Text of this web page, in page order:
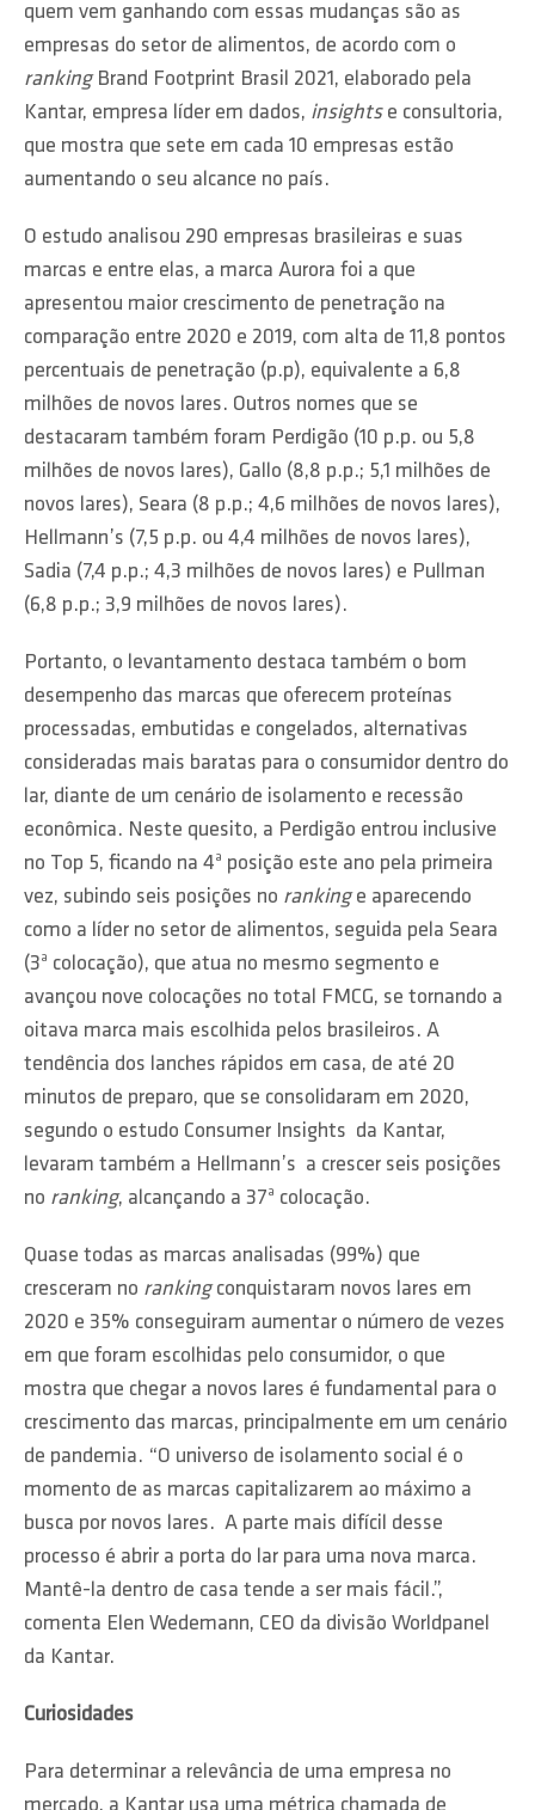
quem vem ganhando com essas mudanças são as
empresas do setor de alimentos, de acordo com o
ranking Brand Footprint Brasil 2021, elaborado pela
Kantar, empresa líder em dados, insightse consultoria,
que mostra que sete em cada 10 empresas estão
aumentando o seu alcance no país.
O estudo analisou 290 empresas brasileiras e suas
marcas e entre elas, a marca Aurora foi a que
apresentou maior crescimento de penetração na
comparação entre 2020 e 2019, com alta de 11,8 pontos
percentuais de penetração (p.p), equivalente a 6,8
milhões de novos lares. Outros nomes que se
destacaram também foram Perdigão (10 p.p. ou 5,8
milhões de novos lares), Gallo (8,8 p.p.; 5,1 milhões de
novos lares), Seara (8 p.p.; 4,6 milhões de novos lares),
Hellmann’s (7,5 p.p. ou 4,4 milhões de novos lares),
Sadia (7,4 p.p.; 4,3 milhões de novos lares) e Pullman
(6,8 p.p.; 3,9 milhões de novos lares).
Portanto, o levantamento destaca também o bom
desempenho das marcas que oferecem proteínas
processadas, embutidas e congelados, alternativas
consideradas mais baratas para o consumidor dentro do
lar, diante de um cenário de isolamento e recessão
econômica. Neste quesito, a Perdigão entrou inclusive
no Top 5, ficando na 4ª posição este ano pela primeira
vez, subindo seis posições no rankinge aparecendo
como a líder no setor de alimentos, seguida pela Seara
(3ª colocação), que atua no mesmo segmento e
avançou nove colocações no total FMCG, se tornando a
oitava marca mais escolhida pelos brasileiros. A
tendência dos lanches rápidos em casa, de até 20
minutos de preparo, que se consolidaram em 2020,
segundo o estudo Consumer Insights da Kantar,
levaram também a Hellmann’s a crescer seis posições
no ranking, alcançando a 37ª colocação.
Quase todas as marcas analisadas (99%) que
cresceram no rankingconquistaram novos lares em
2020 e 35% conseguiram aumentar o número de vezes
em que foram escolhidas pelo consumidor, o que
mostra que chegar a novos lares é fundamental para o
crescimento das marcas, principalmente em um cenário
de pandemia. “O universo de isolamento social é o
momento de as marcas capitalizarem ao máximo a
busca por novos lares. A parte mais difícil desse
processo é abrir a porta do lar para uma nova marca.
Mantê-la dentro de casa tende a ser mais fácil.”,
comenta Elen Wedemann, CEO da divisão Worldpanel
da Kantar.
Curiosidades
Para determinar a relevância de uma empresa no